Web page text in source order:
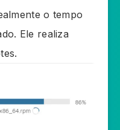
o tempo
Ele realiza